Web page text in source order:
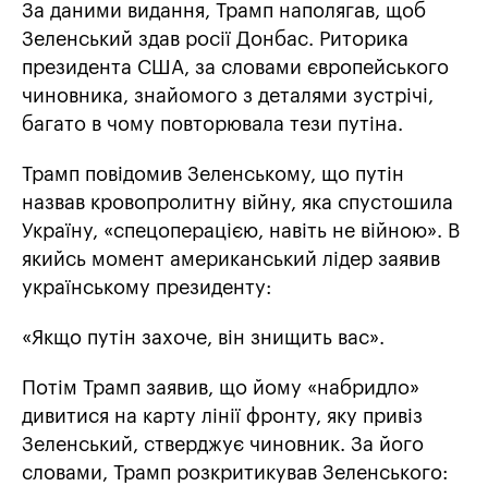
За даними видання, Трамп наполягав, щоб
Зеленський здав росії Донбас. Риторика
президента США, за словами європейського
чиновника, знайомого з деталями зустрічі,
багато в чому повторювала тези путіна.
Трамп повідомив Зеленському, що путін
назвав кровопролитну війну, яка спустошила
Україну, «спецоперацією, навіть не війною». В
якийсь момент американський лідер заявив
українському президенту:
«Якщо путін захоче, він знищить вас».
Потім Трамп заявив, що йому «набридло»
дивитися на карту лінії фронту, яку привіз
Зеленський, стверджує чиновник. За його
словами, Трамп розкритикував Зеленського: